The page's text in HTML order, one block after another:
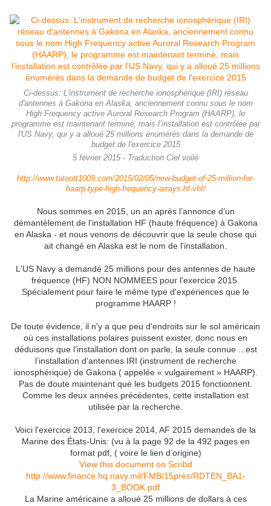
Ci-dessus: L'instrument de recherche ionosphérique (IRI) réseau
d'antennes à Gakona en Alaska, anciennement connu sous le nom
High Frequency active Auroral Research Program (HAARP), le
programme est maintenant terminé, mais l’installation est contrôlée par
l'US Navy, qui y a alloué 25 millions énumérés dans la demande de
budget de l'exercice 2015
5 février 2015 - Traduction Ciel voilé
http://www.tatoott1009.com/2015/02/05/new-budget-of-25-million-for-
haarp-type-high-frequency-arrays-hf-vhf/
Nous sommes en 2015, un an après l’annonce d’un
démantèlement de l'installation HF (haute fréquence) à Gakona
en Alaska - et nous venons de découvrir que la seule chose qui
ait changé en Alaska est le nom de l'installation.
L'US Navy a demandé 25 millions pour des antennes de haute
fréquence (HF) NON NOMMEES pour l'exercice 2015.
Spécialement pour faire le même type d'expériences que le
programme HAARP !
De toute évidence, il n'y a que peu d'endroits sur le sol américain
où ces installations polaires puissent exister, donc nous en
déduisons que l’installation dont on parle, la seule connue ...est
l’installation d’antennes IRI (instrument de recherche
ionosphérique) de Gakona ( appelée « vulgairement » HAARP).
Pas de doute maintenant que les budgets 2015 fonctionnent.
Comme les deux années précédentes, cette installation est
utilisée par la recherche.
Voici l'exercice 2013, l'exercice 2014, AF 2015 demandes de la
Marine des États-Unis: (vu à la page 92 de la 492 pages en
format pdf, ( voire le lien d’origine)
View this document on Scribd
http://www.finance.hq.navy.mil/FMB/15pres/RDTEN_BA1-
3_BOOK.pdf
La Marine américaine a alloué 25 millions de dollars à ces